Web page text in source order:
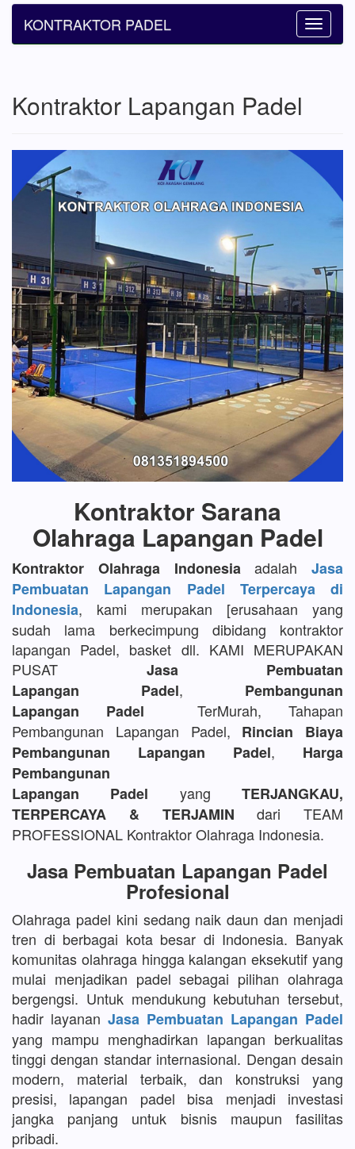
Toggle
KONTRAKTOR PADEL
Kontraktor Lapangan Padel
Kontraktor Sarana
Olahraga Lapangan Padel
Kontraktor Olahraga Indonesia adalah Jasa
Pembuatan Lapangan Padel Terpercaya di
Indonesia, kami merupakan [erusahaan yang
sudah lama berkecimpung dibidang kontraktor
lapangan Padel, basket dll. KAMI MERUPAKAN
PUSAT Jasa Pembuatan
Lapangan Padel, Pembangunan
Lapangan Padel TerMurah, Tahapan
Pembangunan Lapangan Padel, Rincian Biaya
Pembangunan Lapangan Padel, Harga
Pembangunan
Lapangan Padel yangTERJANGKAU,
TERPERCAYA & TERJAMIN dari TEAM
PROFESSIONAL Kontraktor Olahraga Indonesia.
Jasa Pembuatan Lapangan Padel
Profesional
Olahraga padel kini sedang naik daun dan menjadi
tren di berbagai kota besar di Indonesia. Banyak
komunitas olahraga hingga kalangan eksekutif yang
mulai menjadikan padel sebagai pilihan olahraga
bergengsi. Untuk mendukung kebutuhan tersebut,
hadir layanan Jasa Pembuatan Lapangan Padel
yang mampu menghadirkan lapangan berkualitas
tinggi dengan standar internasional. Dengan desain
modern, material terbaik, dan konstruksi yang
presisi, lapangan padel bisa menjadi investasi
jangka panjang untuk bisnis maupun fasilitas
pribadi.